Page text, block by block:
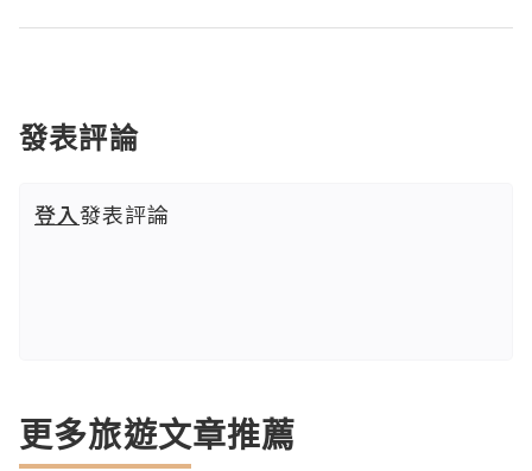
發表評論
登入發表評論
更多旅遊文章推薦